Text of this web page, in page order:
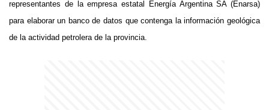
representantes de la empresa estatal Energía Argentina SA (Enarsa)
para elaborar un banco de datos que contenga la información geológica
de la actividad petrolera de la provincia.